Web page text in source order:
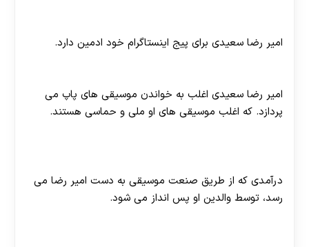
امیر رضا سعیدی برای پیج اینستاگرام خود ادمین دارد.
امیر رضا سعیدی اغلب به خواندن موسیقی های پاپ می
پردازد. که اغلب موسیقی های او ملی و حماسی هستند.
درآمدی که از طریق صنعت موسیقی به دست امیر رضا می
رسد، توسط والدین او پس انداز می شود.